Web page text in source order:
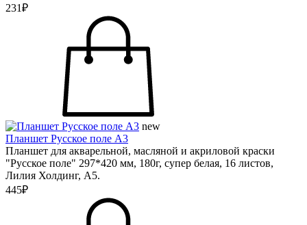
231₽
new
Планшет Русское поле А3
Планшет для акварельной, масляной и акриловой краски
"Русское поле" 297*420 мм, 180г, супер белая, 16 листов,
Лилия Холдинг, А5.
445₽